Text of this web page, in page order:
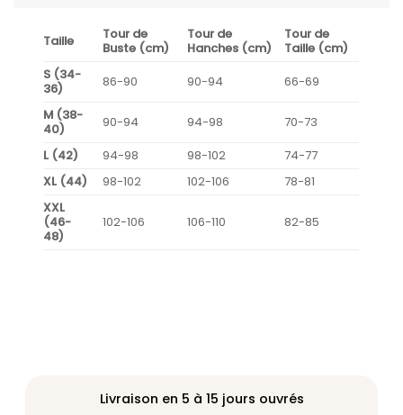
Taille
Tour de
Buste (cm)
Tour de
Hanches (cm)
Tour de
Taille (cm)
S (34-
36)
86-90 90-94
66-69
M (38-
40)
90-94 94-98
70-73
L (42)
94-98 98-102
74-77
XL (44)
98-102 102-106
78-81
XXL
(46-
48)
102-106 106-110 82-85
Livraison en 5 à 15 jours ouvrés